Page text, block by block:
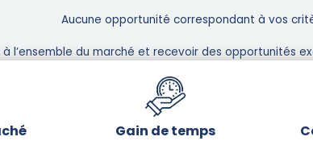
Aucune opportunité correspondant à vos
l’ensemble du marché et recevoir des opportunités
Gain de temps